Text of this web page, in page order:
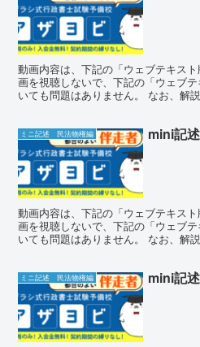
動画内容は、下記の「ウェブテキス
画を視聴しないで、下記の「ウェブ
いても問題はありません。 なお、解
ミニ記述 民法物権編 mini記
動画内容は、下記の「ウェブテキス
画を視聴しないで、下記の「ウェブ
いても問題はありません。 なお、解
ミニ記述 民法物権編 mini記